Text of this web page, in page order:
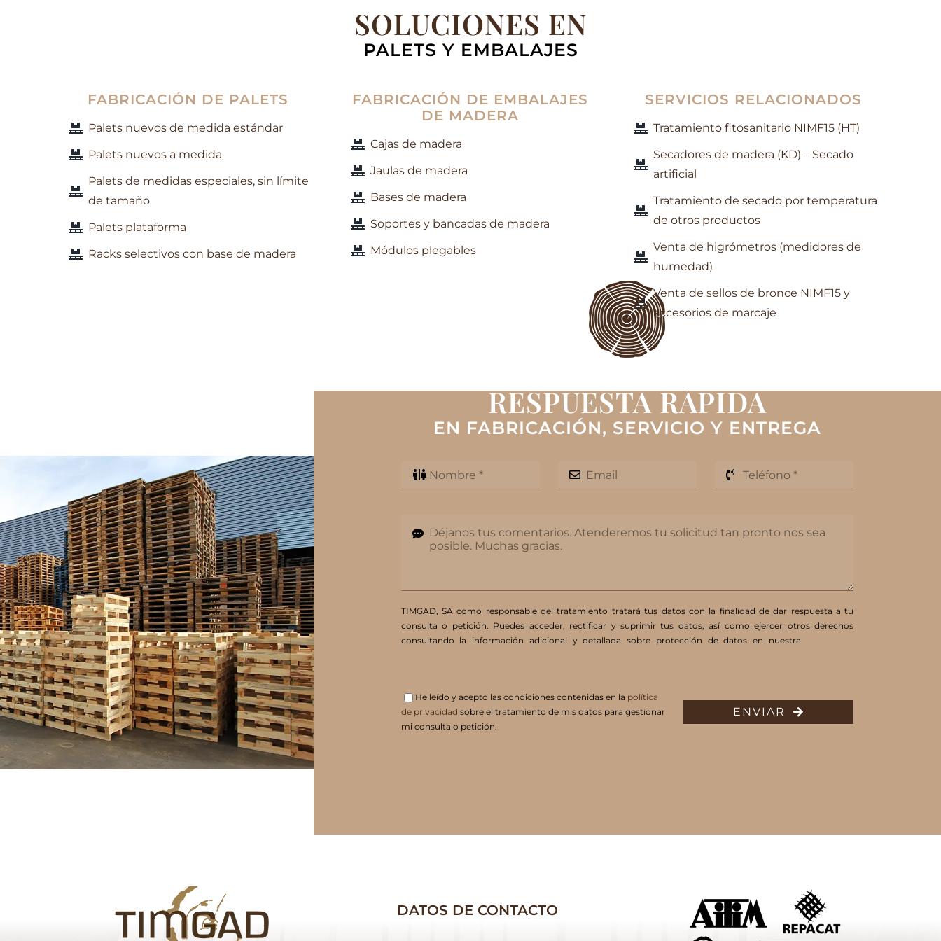
SOLUCIONES EN
PALETS Y EMBALAJES
FABRICACIÓN DE PALETS
Palets nuevos de medida estándar
Palets nuevos a medida
Palets de medidas especiales, sin límite
de tamaño
Palets plataforma
Racks selectivos con base de madera
FABRICACIÓN DE EMBALAJES
DE MADERA
Cajas de madera
Jaulas de madera
Bases de madera
Soportes y bancadas de madera
Módulos plegables
SERVICIOS RELACIONADOS
Tratamiento fitosanitario NIMF15 (HT)
Secadores de madera (KD) – Secado
artificial
Tratamiento de secado por temperatura
de otros productos
Venta de higrómetros (medidores de
humedad)
Venta de sellos de bronce NIMF15 y
accesorios de marcaje
RESPUESTA RÁPIDA
EN FABRICACIÓN, SERVICIO Y ENTREGA
TIMGAD, SA como responsable del tratamiento tratará tus datos con la finalidad de dar respuesta a tu
consulta o petición. Puedes acceder, rectificar y suprimir tus datos, así como ejercer otros derechos
consultando la información adicional y detallada sobre protección de datos en nuestra
He leído y acepto las condiciones contenidas en la política
de privacidad sobre el tratamiento de mis datos para gestionar
mi consulta o petición.
ENVIAR
DATOS DE CONTACTO